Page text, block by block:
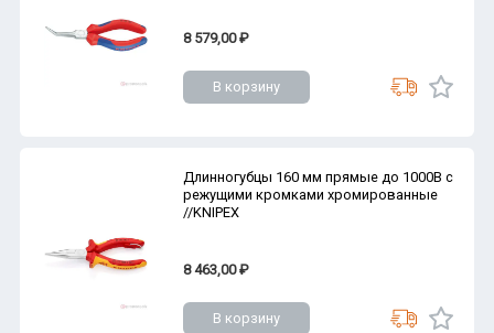
8 579,00 ₽
В корзину
Длинногубцы 160 мм прямые до 1000В с
режущими кромками хромированные
//KNIPEX
8 463,00 ₽
В корзину